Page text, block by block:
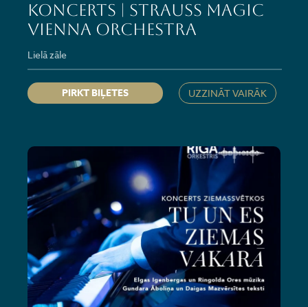
KONCERTS | Strauss Magic
Vienna Orchestra
Lielā zāle
PIRKT BIĻETES UZZINĀT VAIRĀK